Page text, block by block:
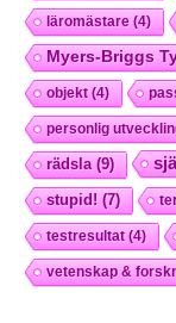
läromästare (4)
Myers-Briggs
objekt(4)
personlig
rädsla(9)
stupid!(7)
testresultat(4)
vetenskap &